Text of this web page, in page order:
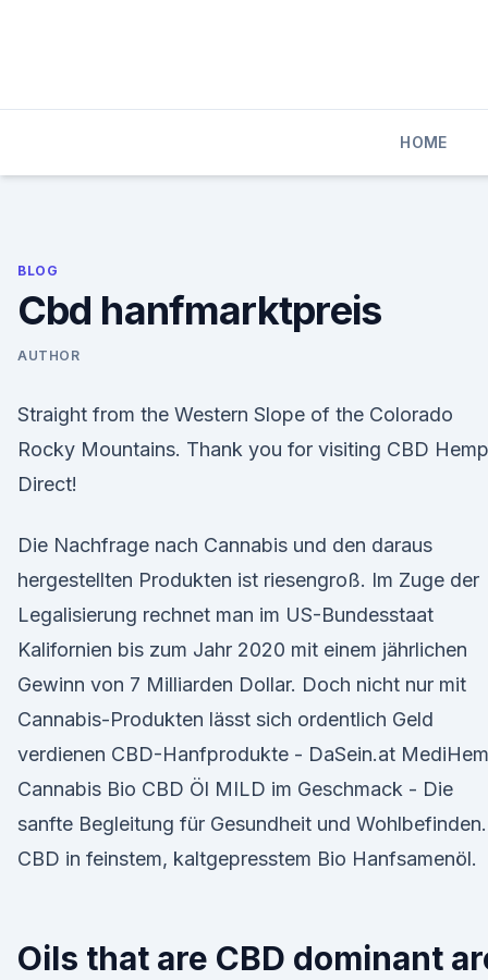
HOME
BLOG
Cbd hanfmarktpreis
AUTHOR
Straight from the Western Slope of the Colorado
Rocky Mountains. Thank you for visiting CBD Hemp
Direct!
Die Nachfrage nach Cannabis und den daraus
hergestellten Produkten ist riesengroß. Im Zuge der
Legalisierung rechnet man im US-Bundesstaat
Kalifornien bis zum Jahr 2020 mit einem jährlichen
Gewinn von 7 Milliarden Dollar. Doch nicht nur mit
Cannabis-Produkten lässt sich ordentlich Geld
verdienen CBD-Hanfprodukte - DaSein.at
Cannabis Bio CBD Öl MILD im Geschmack - Die
sanfte Begleitung für Gesundheit und Wohlbefinden.
CBD in feinstem, kaltgepresstem Bio Hanfsamenöl.
Oils that are CBD dominant